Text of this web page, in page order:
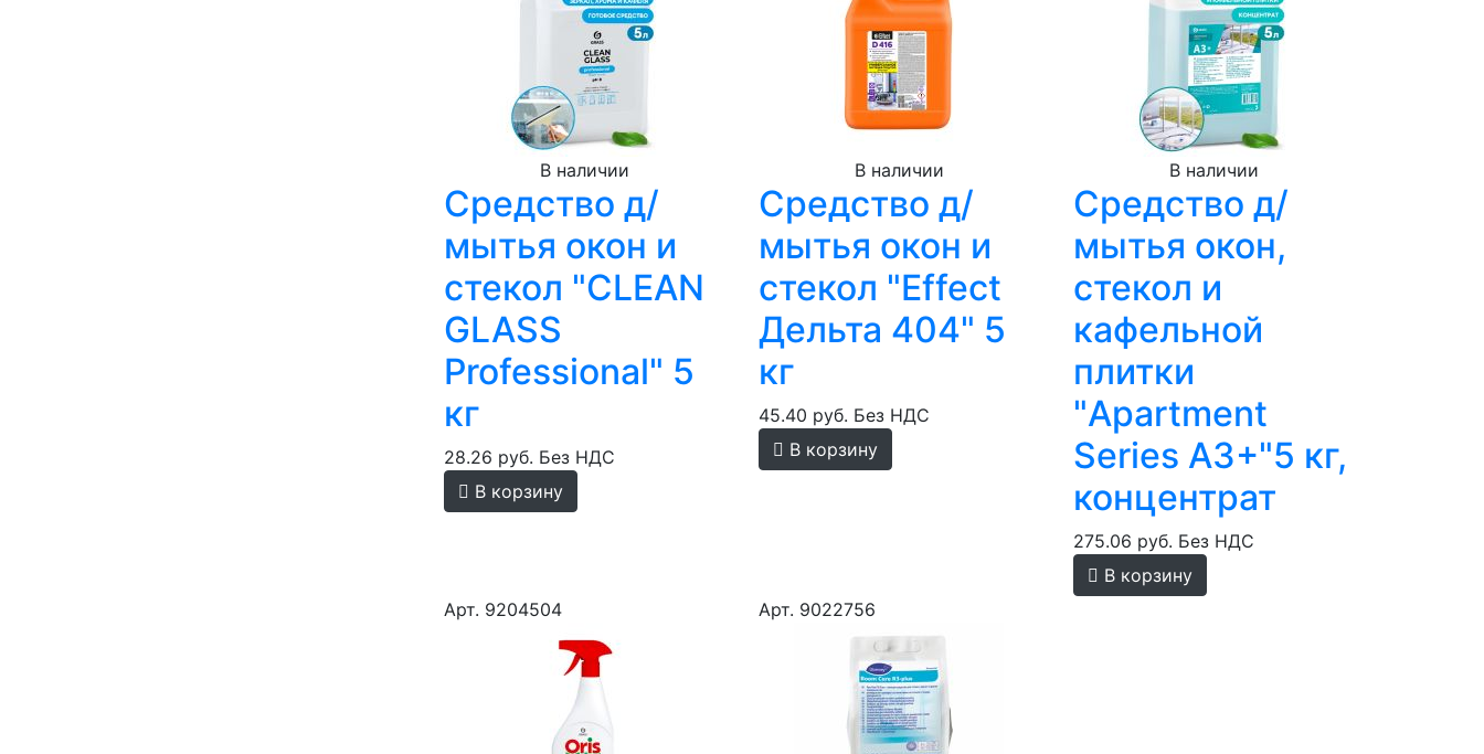
В наличии
Средство д/
мытья окон и
стекол "CLEAN
GLASS
Professional" 5
кг
28.26 руб. Без НДС
В корзину
В наличии
Средство д/
мытья окон и
стекол "Effect
Дельта 404" 5
кг
45.40 руб. Без НДС
В корзину
В наличии
Средство д/
мытья окон,
стекол и
кафельной
плитки
"Apartment
Series А3+"5 кг,
концентрат
275.06 руб. Без НДС
В корзину
Арт. 9204504
Арт. 9022756